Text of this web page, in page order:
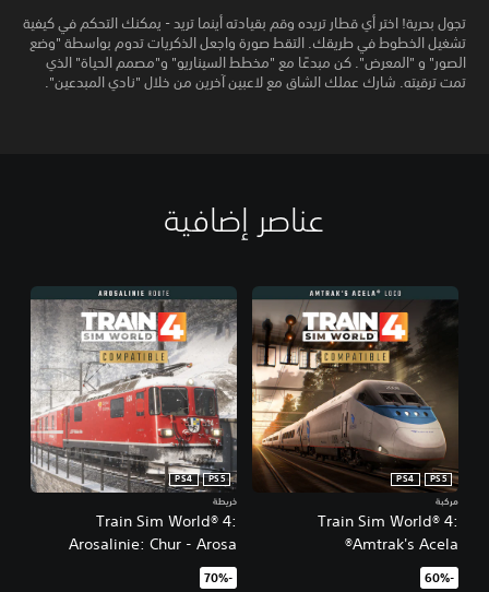
تجول بحرية! اختر أي قطار تريده وقم بقيادته أينما تريد - يمكنك التحكم في كيفية
تشغيل الخطوط في طريقك. التقط صورة واجعل الذكريات تدوم بواسطة "وضع
الصور" و "المعرض". كن مبدعًا مع "مخطط السيناريو" و"مصمم الحياة" الذي
تمت ترقيته. شارك عملك الشاق مع لاعبين آخرين من خلال "نادي المبدعين".
عناصر إضافية
Train Sim World® 4:
Amtrak's Acela®
PS5
PS4
مركبة
‏-60%‏
Train Sim World® 4:
Arosalinie: Chur - Arosa
PS5
PS4
خريطة
‏-70%‏